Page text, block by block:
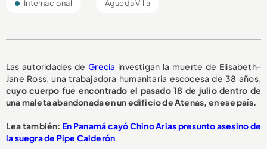
Internacional Águeda Villa
Las autoridades deGrecia investigan la muerte de Elisabeth-
Jane Ross, una trabajadora humanitaria escocesa de 38 años,
cuyo cuerpo fue encontrado el pasado 18 de julio dentro de
una maleta abandonada en un edificio de Atenas, en ese país.
Lea también: En Panamá cayó Chino Arias presunto asesino de
la suegra de Pipe Calderón